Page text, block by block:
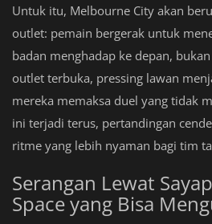
Untuk itu, Melbourne City akan
outlet: pemain bergerak untuk
badan menghadap ke depan,
outlet terbuka, pressing lawan
mereka memaksa duel yang tidak
ini terjadi terus, pertandingan
ritme yang lebih nyaman bagi tim
Serangan Lewat
Space yang Bisa